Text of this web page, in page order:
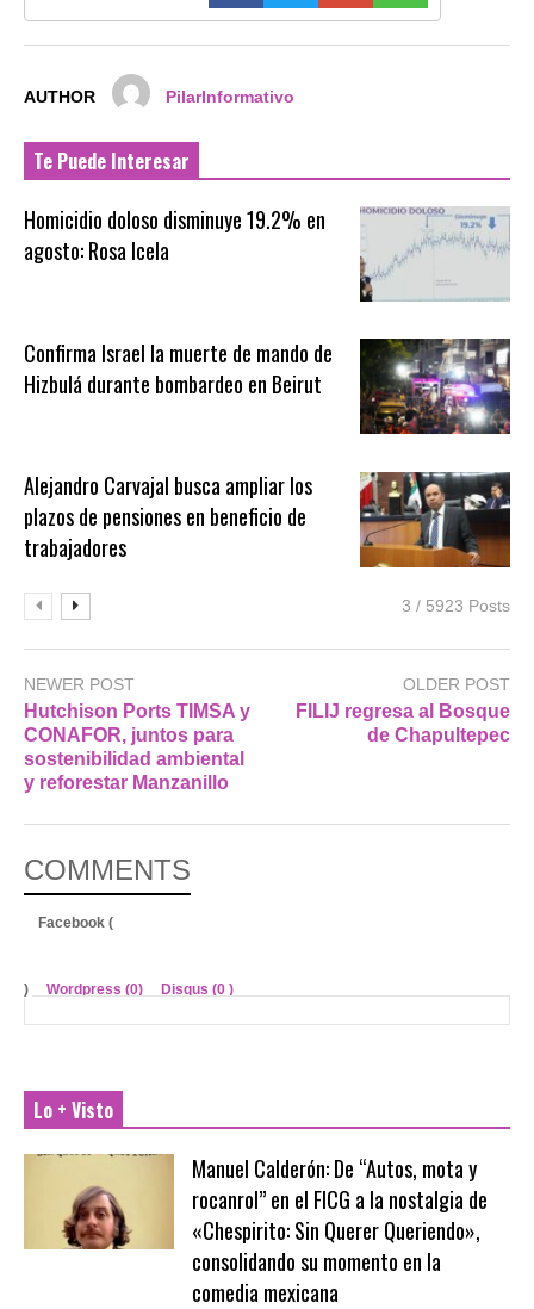
AUTHOR PilarInformativo
Te Puede Interesar
Homicidio doloso disminuye 19.2% en
agosto: Rosa Icela
Confirma Israel la muerte de mando de
Hizbulá durante bombardeo en Beirut
Alejandro Carvajal busca ampliar los
plazos de pensiones en beneficio de
trabajadores
3 / 5923 Posts
NEWER POST
Hutchison Ports TIMSA y
CONAFOR, juntos para
sostenibilidad ambiental
y reforestar Manzanillo
OLDER POST
FILIJ regresa al Bosque
de Chapultepec
COMMENTS
Facebook (
) Wordpress (0) Disqus (0 )
Lo + Visto
Manuel Calderón: De “Autos, mota y
rocanrol” en el FICG a la nostalgia de
«Chespirito: Sin Querer Queriendo»,
consolidando su momento en la
comedia mexicana